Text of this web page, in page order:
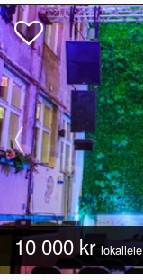
10 000 kr lokalleie